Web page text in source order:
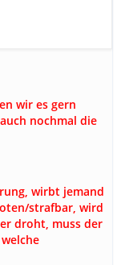
wir es gern
nochmal die
wirbt jemand
strafbar, wird
droht, muss der